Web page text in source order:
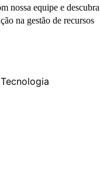
nossa equipe e descubra
na gestão de recursos
Tecnologia